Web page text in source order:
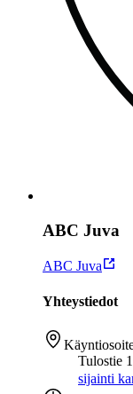
ABC Juva
ABC Juva
Yhteystiedot
Tulostie
sijainti